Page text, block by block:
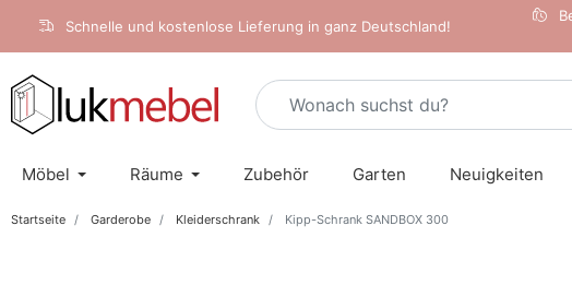
Schnelle und kostenlose Lieferung in ganz Deutschland!
Möbel Räume Zubehör Garten Neuigkeiten
Startseite Garderobe Kleiderschrank Kipp-Schrank SANDBOX 300